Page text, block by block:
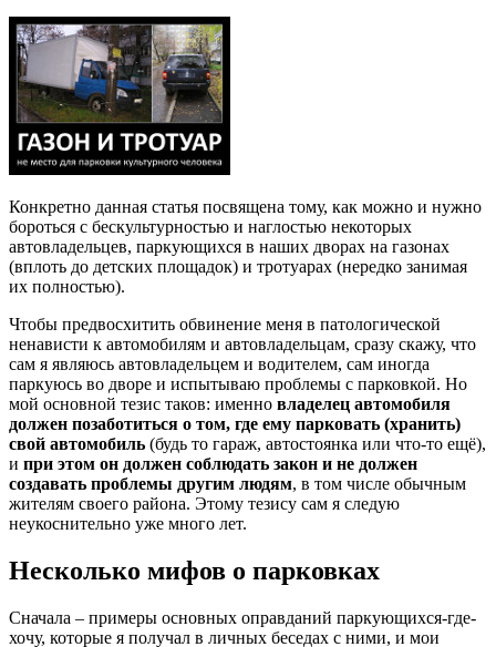
Конкретно данная статья посвящена тому, как можно и нужно
бороться с бескультурностью и наглостью некоторых
автовладельцев, паркующихся в наших дворах на газонах
(вплоть до детских площадок) и тротуарах (нередко занимая
их полностью).
Чтобы предвосхитить обвинение меня в патологической
ненависти к автомобилям и автовладельцам, сразу скажу, что
сам я являюсь автовладельцем и водителем, сам иногда
паркуюсь во дворе и испытываю проблемы с парковкой. Но
мой основной тезис таков: именно владелец автомобиля
должен позаботиться о том, где ему парковать (хранить)
свой автомобиль (будь то гараж, автостоянка или что-то ещё),
и при этом он должен соблюдать закон и не должен
создавать проблемы другим людям, в том числе обычным
жителям своего района. Этому тезису сам я следую
неукоснительно уже много лет.
Несколько мифов о парковках
Сначала – примеры основных оправданий паркующихся-где-
хочу, которые я получал в личных беседах с ними, и мои